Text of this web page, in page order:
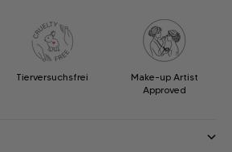
Tierversuchsfrei
Make-up Artist
Approved